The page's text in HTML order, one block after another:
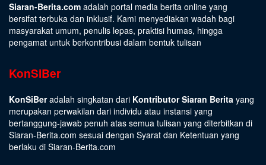
Siaran-Berita.com adalah portal media berita online yang
bersifat terbuka dan inklusif. Kami menyediakan wadah bagi
masyarakat umum, penulis lepas, praktisi humas, hingga
pengamat untuk berkontribusi dalam bentuk tulisan
KonSiBer
KonSiBeradalah singkatan dari Kontributor Siaran Berita yang
merupakan perwakilan dari individu atau instansi yang
bertanggung-jawab penuh atas semua tulisan yang diterbitkan di
Siaran-Berita.com sesuai dengan Syarat dan Ketentuan yang
berlaku di Siaran-Berita.com